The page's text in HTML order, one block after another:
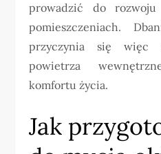
prowadzić do
pomieszczeniach.
przyczynia się więc
powietrza
komfortu życia.
Jak